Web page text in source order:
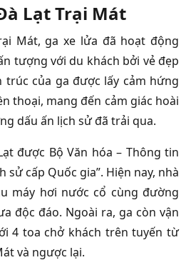
Lạt Trại Mát
Mát, ga xe lửa đã hoạt động
tượng với du khách bởi vẻ đẹp
trúc của ga được lấy cảm hứng
thoại, mang đến cảm giác hoài
dấu ấn lịch sử đã trải qua.
được Bộ Văn hóa – Thông tin
sử cấp Quốc gia”. Hiện nay, nhà
máy hơi nước cổ cùng đường
độc đáo. Ngoài ra, ga còn vận
4 toa chở khách trên tuyến từ
và ngược lại.